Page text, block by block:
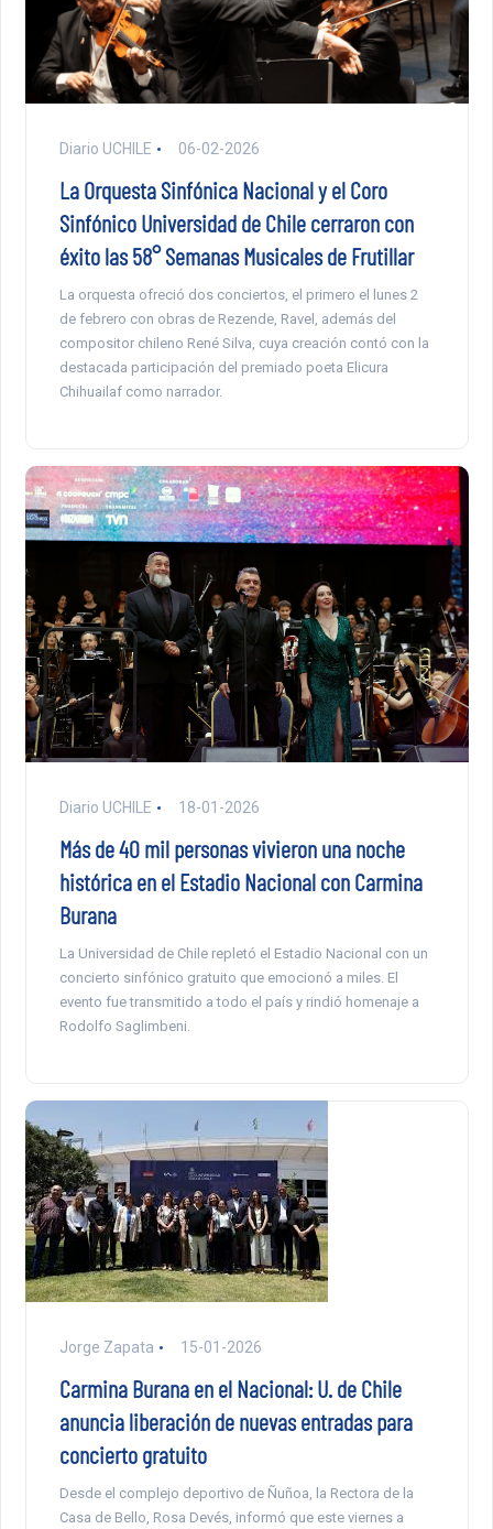
Diario UCHILE 06-02-2026
La Orquesta Sinfónica Nacional y el Coro
Sinfónico Universidad de Chile cerraron con
éxito las 58° Semanas Musicales de Frutillar
La orquesta ofreció dos conciertos, el primero el lunes 2
de febrero con obras de Rezende, Ravel, además del
compositor chileno René Silva, cuya creación contó con la
destacada participación del premiado poeta Elicura
Chihuailaf como narrador.
Diario UCHILE 18-01-2026
Más de 40 mil personas vivieron una noche
histórica en el Estadio Nacional con Carmina
Burana
La Universidad de Chile repletó el Estadio Nacional con un
concierto sinfónico gratuito que emocionó a miles. El
evento fue transmitido a todo el país y rindió homenaje a
Rodolfo Saglimbeni.
Jorge Zapata 15-01-2026
Carmina Burana en el Nacional: U. de Chile
anuncia liberación de nuevas entradas para
concierto gratuito
Desde el complejo deportivo de Ñuñoa, la Rectora de la
Casa de Bello, Rosa Devés, informó que este viernes a